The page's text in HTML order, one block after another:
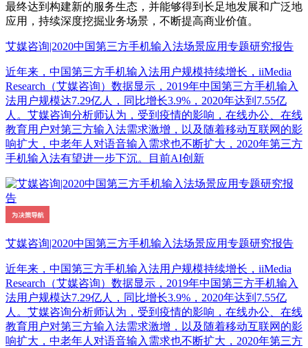
最终达到构建新的服务生态，并能够得到长足地发展和广泛地
应用，持续深度挖掘业务场景，不断提高商业价值。
艾媒咨询|2020中国第三方手机输入法场景应用专题研究报告
近年来，中国第三方手机输入法用户规模持续增长，iiMedia
Research（艾媒咨询）数据显示，2019年中国第三方手机输入
法用户规模达7.29亿人，同比增长3.9%，2020年达到7.55亿
人。艾媒咨询分析师认为，受到疫情的影响，在线办公、在线
教育用户对第三方输入法需求激增，以及随着移动互联网的影
响扩大，中老年人对语音输入需求也不断扩大，2020年第三方
手机输入法有望进一步下沉。目前AI创新
艾媒咨询|2020中国第三方手机输入法场景应用专题研究报告
近年来，中国第三方手机输入法用户规模持续增长，iiMedia
Research（艾媒咨询）数据显示，2019年中国第三方手机输入
法用户规模达7.29亿人，同比增长3.9%，2020年达到7.55亿
人。艾媒咨询分析师认为，受到疫情的影响，在线办公、在线
教育用户对第三方输入法需求激增，以及随着移动互联网的影
响扩大，中老年人对语音输入需求也不断扩大，2020年第三方